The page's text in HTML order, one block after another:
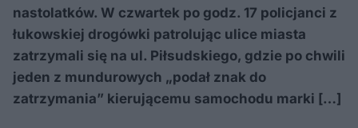
nastolatków. W czwartek po godz. 17 policjanci z
łukowskiej drogówki patrolując ulice miasta
zatrzymali się na ul. Piłsudskiego, gdzie po chwili
jeden z mundurowych „podał znak do
zatrzymania” kierującemu samochodu marki […]